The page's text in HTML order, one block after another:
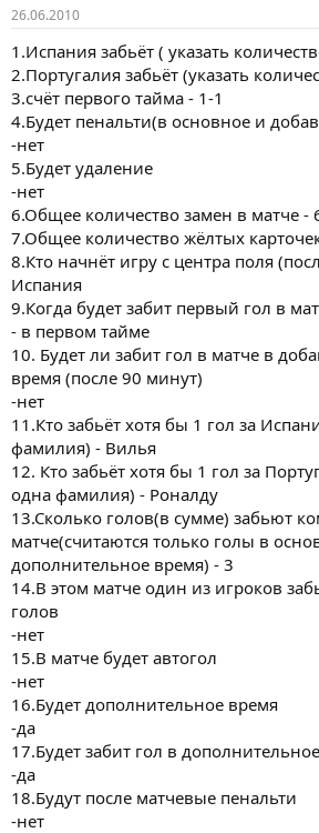
26.06.2010
1.Испания забьёт ( указать
2.Португалия забьёт (указать
3.счёт первого тайма - 1-1
4.Будет пенальти(в основное и
-нет
5.Будет удаление
-нет
6.Общее количество замен в матче -
7.Общее количество жёлтых
8.Кто начнёт игру с центра поля
Испания
9.Когда будет забит первый гол в
- в первом тайме
10. Будет ли забит гол в матче в
время (после 90 минут)
-нет
11.Кто забьёт хотя бы 1 гол за
фамилия) - Вилья
12. Кто забьёт хотя бы 1 гол за
одна фамилия) - Роналду
13.Сколько голов(в сумме) забьют
матче(считаются только голы в
дополнительное время) - 3
14.В этом матче один из игроков
голов
-нет
15.В матче будет автогол
-нет
16.Будет дополнительное время
-да
17.Будет забит гол в
-да
18.Будут после матчевые пенальти
-нет